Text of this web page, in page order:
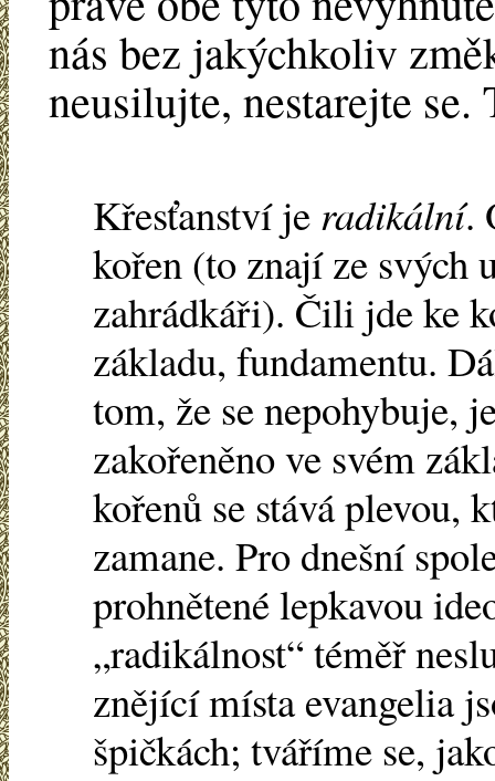
nás bez jakýchkoliv
neusilujte, nestarejte
Křesťanství je radikální.
kořen (to znají ze svých
zahrádkáři). Čili jde ke
základu, fundamentu.
tom, že se nepohybuje,
zakořeněno ve svém
kořenů se stává plevou,
zamane. Pro dnešní
prohnětené lepkavou
„radikálnost“ téměř
znějící místa evangelia
špičkách; tváříme se,